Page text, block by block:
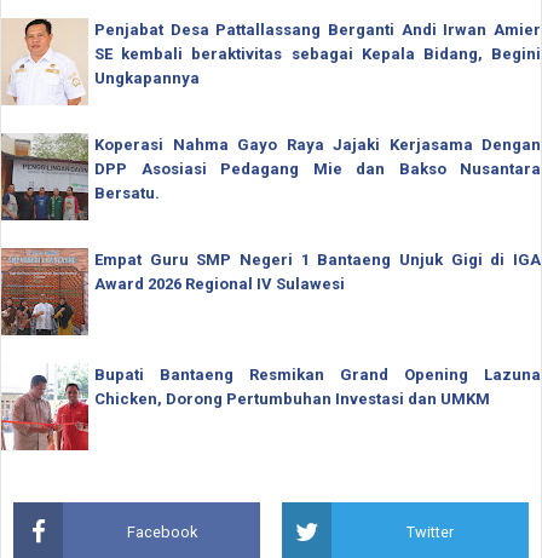
Penjabat Desa Pattallassang Berganti Andi Irwan Amier
SE kembali beraktivitas sebagai Kepala Bidang, Begini
Ungkapannya
Koperasi Nahma Gayo Raya Jajaki Kerjasama Dengan
DPP Asosiasi Pedagang Mie dan Bakso Nusantara
Bersatu.
Empat Guru SMP Negeri 1 Bantaeng Unjuk Gigi di IGA
Award 2026 Regional IV Sulawesi
Bupati Bantaeng Resmikan Grand Opening Lazuna
Chicken, Dorong Pertumbuhan Investasi dan UMKM
Facebook Twitter